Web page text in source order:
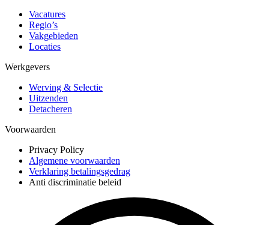
Vacatures
Regio’s
Vakgebieden
Locaties
Werkgevers
Werving & Selectie
Uitzenden
Detacheren
Voorwaarden
Privacy Policy
Algemene voorwaarden
Verklaring betalingsgedrag
Anti discriminatie beleid